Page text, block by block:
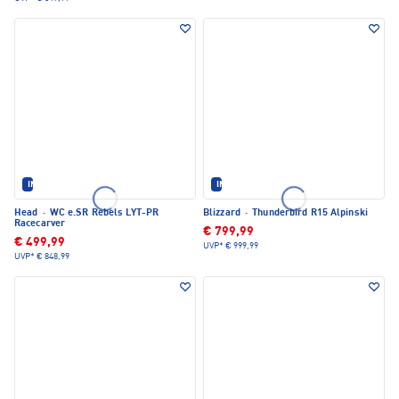
IM SET ERHÄLTLICH
Head · WC e.SR Rebels LYT-PR
Racecarver
€ 499,99
UVP* € 848,99
IM SET ERHÄLTLICH
Blizzard · Thunderbird R15 Alpinski
€ 799,99
UVP* € 999,99